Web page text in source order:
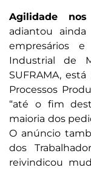
Agilidade nos
adiantou
empresários
Industrial de
SUFRAMA,
Processos
“até o fim
maioria dos
O anúncio
dos
reivindicou